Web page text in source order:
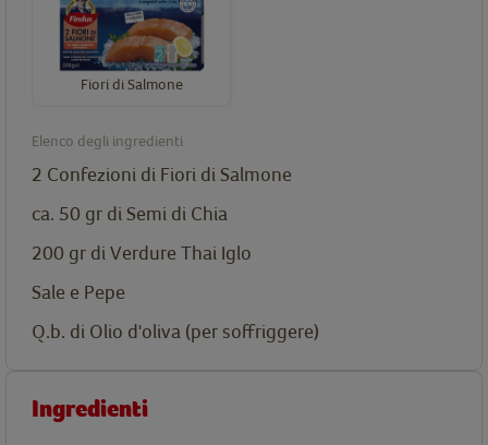
Fiori di Salmone
Elenco degli ingredienti
2 Confezioni di Fiori di Salmone
ca. 50 gr di Semi di Chia
200 gr di Verdure Thai Iglo
Sale e Pepe
Q.b. di Olio d'oliva (per soffriggere)
Ingredienti